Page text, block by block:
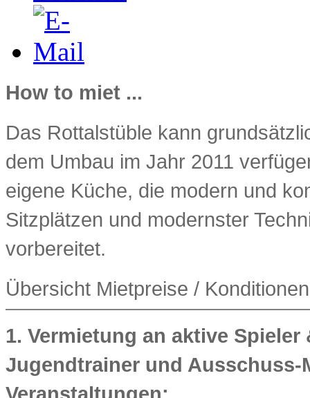
How to miet ...
Das Rottalstüble kann
dem Umbau im Jahr 2011
eigene Küche, die modern und
Sitzplätzen und modernster
vorbereitet.
Übersicht Mietpreise /
1. Vermietung an aktive
Jugendtrainer und
Veranstaltungen: